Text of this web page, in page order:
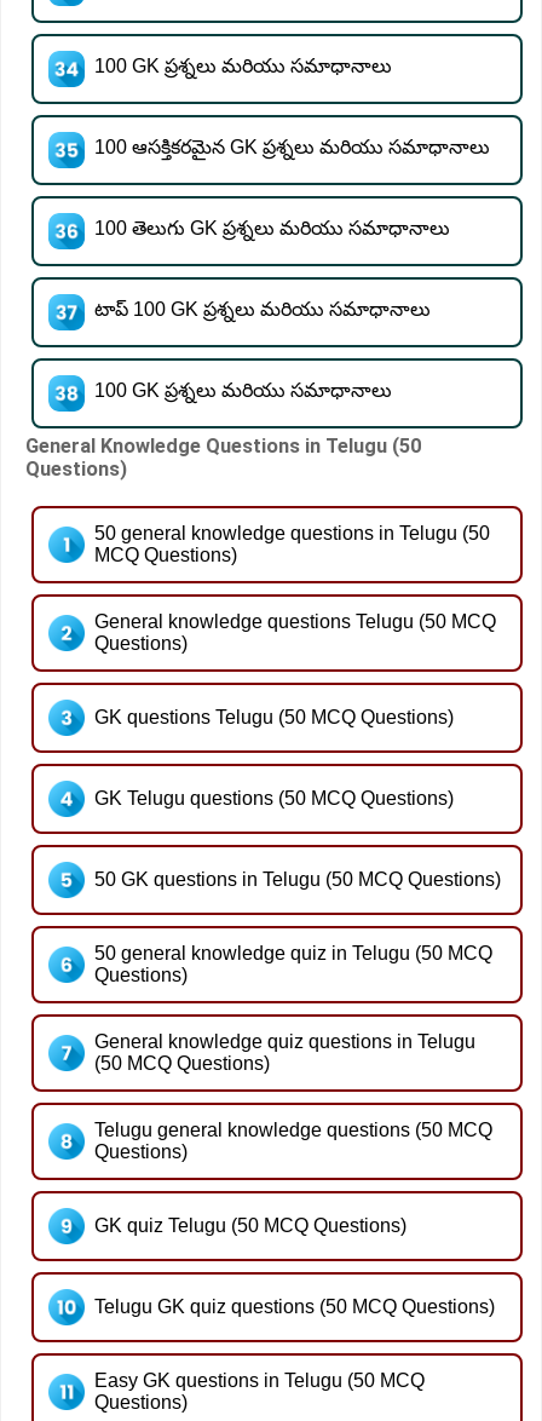
100 GK ప్రశ్నలు మరియు సమాధానాలు
100 ఆసక్తికరమైన GK ప్రశ్నలు మరియు సమాధానాలు
100 తెలుగు GK ప్రశ్నలు మరియు సమాధానాలు
టాప్ 100 GK ప్రశ్నలు మరియు సమాధానాలు
100 GK ప్రశ్నలు మరియు సమాధానాలు
General Knowledge Questions in Telugu (50
Questions)
50 general knowledge questions in Telugu (50
MCQ Questions)
General knowledge questions Telugu (50 MCQ
Questions)
GK questions Telugu (50 MCQ Questions)
GK Telugu questions (50 MCQ Questions)
50 GK questions in Telugu (50 MCQ Questions)
50 general knowledge quiz in Telugu (50 MCQ
Questions)
General knowledge quiz questions in Telugu
(50 MCQ Questions)
Telugu general knowledge questions (50 MCQ
Questions)
GK quiz Telugu (50 MCQ Questions)
Telugu GK quiz questions (50 MCQ Questions)
Easy GK questions in Telugu (50 MCQ
Questions)